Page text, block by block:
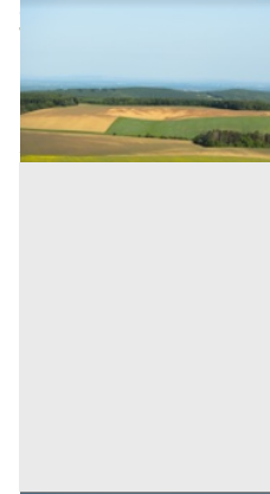
72.750 €
Codice asta:AB02414688
Asta chiusa